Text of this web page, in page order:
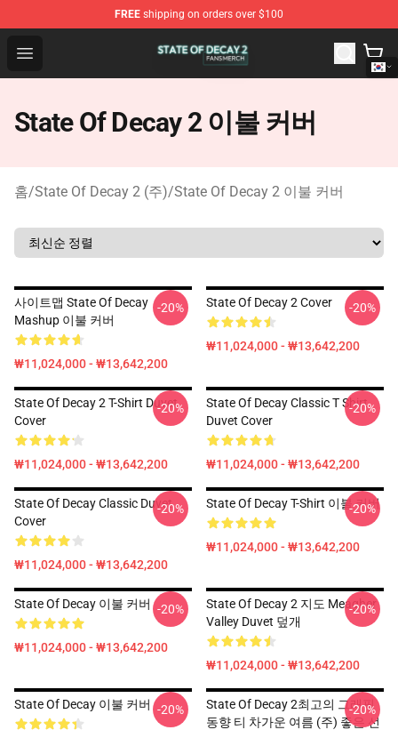
FREE shipping on orders over $100
Open menu
State Of Decay 2 Shop - Official State Of Decay 2
State Of Decay 2 이불 커버
홈/State Of Decay 2 (주)/State Of Decay 2 이불 커버
사이트맵 State Of Decay
Mashup 이불 커버
₩11,024,000 - ₩13,642,200
-20% State Of Decay 2 Cover
₩11,024,000 - ₩13,642,200
-20%
State Of Decay 2 T-Shirt Duvet
Cover
₩11,024,000 - ₩13,642,200
-20%
State Of Decay Classic T Shirt
Duvet Cover
₩11,024,000 - ₩13,642,200
-20%
State Of Decay Classic Duvet
Cover
₩11,024,000 - ₩13,642,200
-20% State Of Decay T-Shirt 이불 커버
₩11,024,000 - ₩13,642,200
-20%
State Of Decay 이불 커버
₩11,024,000 - ₩13,642,200
-20%
State Of Decay 2 지도 Meagher
Valley Duvet 덮개
₩11,024,000 - ₩13,642,200
-20%
State Of Decay 이불 커버 -20%
State Of Decay 2최고의 그래픽
동향 티 차가운 여름 (주) 좋은 선
-20%